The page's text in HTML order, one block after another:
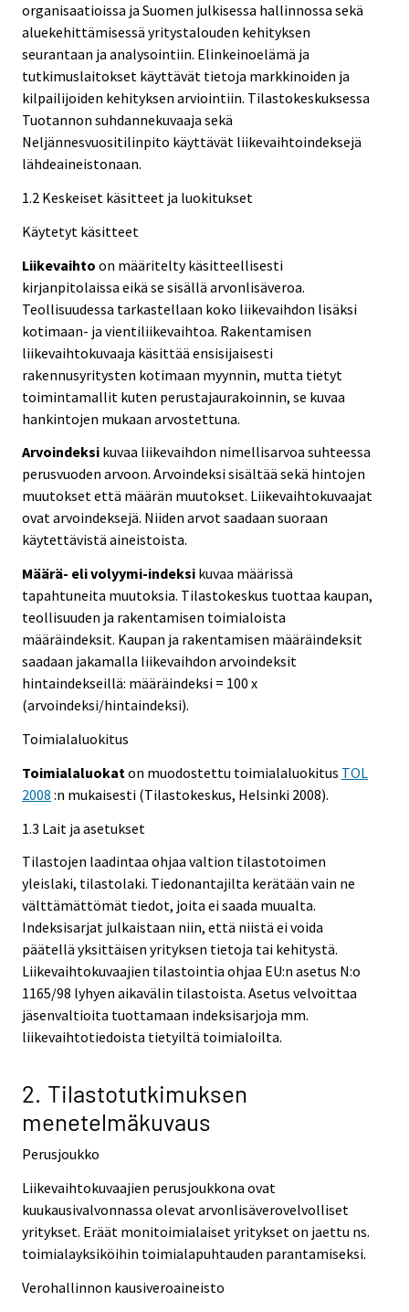
organisaatioissa ja Suomen julkisessa hallinnossa sekä
aluekehittämisessä yritystalouden kehityksen
seurantaan ja analysointiin. Elinkeinoelämä ja
tutkimuslaitokset käyttävät tietoja markkinoiden ja
kilpailijoiden kehityksen arviointiin. Tilastokeskuksessa
Tuotannon suhdannekuvaaja sekä
Neljännesvuositilinpito käyttävät liikevaihtoindeksejä
lähdeaineistonaan.
1.2 Keskeiset käsitteet ja luokitukset
Käytetyt käsitteet
Liikevaihto on määritelty käsitteellisesti
kirjanpitolaissa eikä se sisällä arvonlisäveroa.
Teollisuudessa tarkastellaan koko liikevaihdon lisäksi
kotimaan- ja vientiliikevaihtoa. Rakentamisen
liikevaihtokuvaaja käsittää ensisijaisesti
rakennusyritysten kotimaan myynnin, mutta tietyt
toimintamallit kuten perustajaurakoinnin, se kuvaa
hankintojen mukaan arvostettuna.
Arvoindeksi kuvaa liikevaihdon nimellisarvoa suhteessa
perusvuoden arvoon. Arvoindeksi sisältää sekä hintojen
muutokset että määrän muutokset. Liikevaihtokuvaajat
ovat arvoindeksejä. Niiden arvot saadaan suoraan
käytettävistä aineistoista.
Määrä- eli volyymi-indeksi kuvaa määrissä
tapahtuneita muutoksia. Tilastokeskus tuottaa kaupan,
teollisuuden ja rakentamisen toimialoista
määräindeksit. Kaupan ja rakentamisen määräindeksit
saadaan jakamalla liikevaihdon arvoindeksit
hintaindekseillä: määräindeksi = 100 x
(arvoindeksi/hintaindeksi).
Toimialaluokitus
Toimialaluokat on muodostettu toimialaluokitus TOL
2008 :n mukaisesti (Tilastokeskus, Helsinki 2008).
1.3 Lait ja asetukset
Tilastojen laadintaa ohjaa valtion tilastotoimen
yleislaki, tilastolaki. Tiedonantajilta kerätään vain ne
välttämättömät tiedot, joita ei saada muualta.
Indeksisarjat julkaistaan niin, että niistä ei voida
päätellä yksittäisen yrityksen tietoja tai kehitystä.
Liikevaihtokuvaajien tilastointia ohjaa EU:n asetus N:o
1165/98 lyhyen aikavälin tilastoista. Asetus velvoittaa
jäsenvaltioita tuottamaan indeksisarjoja mm.
liikevaihtotiedoista tietyiltä toimialoilta.
2. Tilastotutkimuksen
menetelmäkuvaus
Perusjoukko
Liikevaihtokuvaajien perusjoukkona ovat
kuukausivalvonnassa olevat arvonlisäverovelvolliset
yritykset. Eräät monitoimialaiset yritykset on jaettu ns.
toimialayksiköihin toimialapuhtauden parantamiseksi.
Verohallinnon kausiveroaineisto